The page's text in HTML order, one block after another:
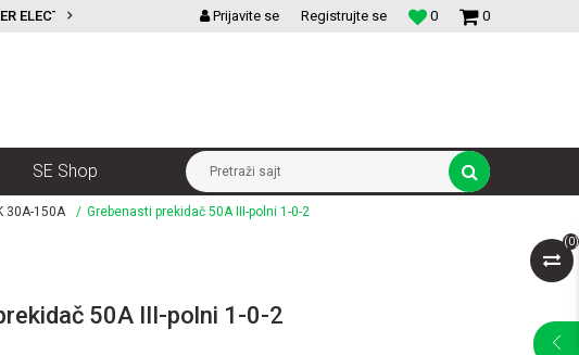
ELECTRIC VELIKI IZBOR MODULARNIH PREKIDACA I UTICNICA 0
0
Prijavite se Registrujte se
SE Shop Pretraži sajt
(0)
30A-150A Grebenasti prekidač 50A III-polni 1-0-2
50A III-polni 1-0-2